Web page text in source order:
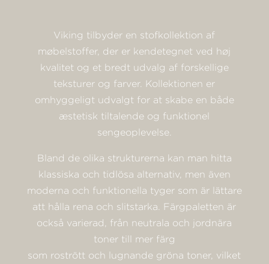
Viking tilbyder en stofkollektion af
møbelstoffer, der er kendetegnet ved høj
kvalitet og et bredt udvalg af forskellige
teksturer og farver. Kollektionen er
omhyggeligt udvalgt for at skabe en både
æstetisk tiltalende og funktionel
sengeoplevelse.
Bland de olika strukturerna kan man hitta
klassiska och tidlösa alternativ, men även
moderna och funktionella tyger som är lättare
att hålla rena och slitstarka. Färgpaletten är
också varierad, från neutrala och jordnära
toner till mer färg
som rostrött och lugnande gröna toner, vilket